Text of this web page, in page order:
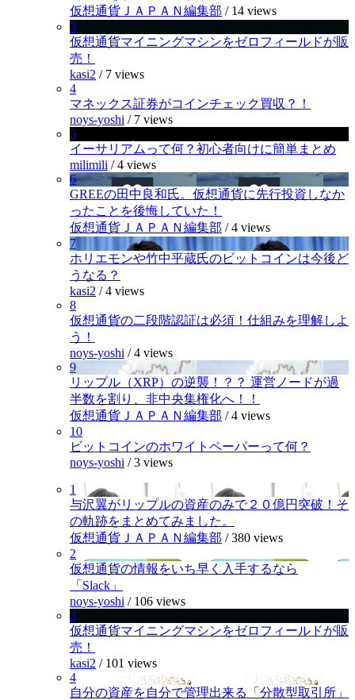
仮想通貨ＪＡＰＡＮ編集部 / 14 views
3
仮想通貨マイニングマシンをゼロフィールドが販
売！
kasi2 / 7 views
4
マネックス証券がコインチェック買収？！
noys-yoshi / 7 views
5
イーサリアムって何？初心者向けに簡単まとめ
milimili /4 views
6
GREEの田中良和氏。仮想通貨に先行投資しなか
ったことを後悔していた！
仮想通貨ＪＡＰＡＮ編集部 /4 views
7
ホリエモンや竹中平蔵氏のビットコインは今後ど
うなる？
kasi2 /4 views
8
仮想通貨の二段階認証は必須！仕組みを理解しよ
う！
noys-yoshi /4 views
9
リップル（XRP）の逆襲！？？ 運営ノードが過
半数を割り、非中央集権化へ！！
仮想通貨ＪＡＰＡＮ編集部 /4 views
10
ビットコインのホワイトペーパーって何？
noys-yoshi /3 views
1
与沢翼がリップルの資産のみで２０億円突破！そ
の軌跡をまとめてみました。
仮想通貨ＪＡＰＡＮ編集部 /380 views
2
仮想通貨の情報をいち早く入手するなら
「Slack」
noys-yoshi / 106 views
3
仮想通貨マイニングマシンをゼロフィールドが販
売！
kasi2 / 101 views
4
自分の資産を自分で管理出来る「分散型取引所」